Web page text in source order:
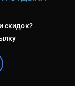
скидок?